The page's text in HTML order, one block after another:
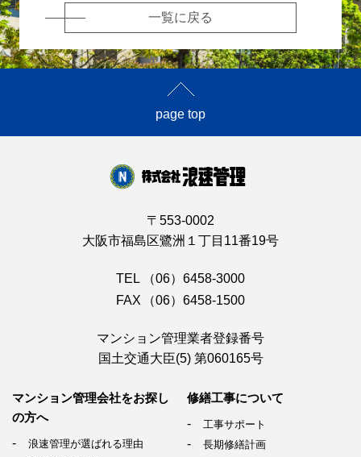
一覧に戻る
page top
〒553-0002
大阪市福島区鷺洲１丁目11番19号
TEL
（06）6458-3000
FAX
（06）6458-1500
マンション管理業者登録番号
国土交通大臣(5) 第060165号
マンション管理会社をお探し
の方へ
浪速管理が選ばれる理由
修繕工事について
工事サポート
長期修繕計画